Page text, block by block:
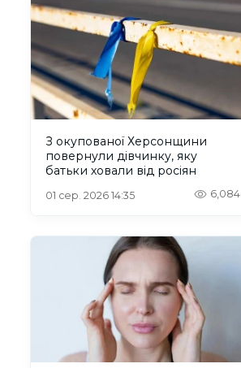
З окупованої Херсонщини
повернули дівчинку, яку
батьки ховали від росіян
01 сер. 2026 14:35 6,084